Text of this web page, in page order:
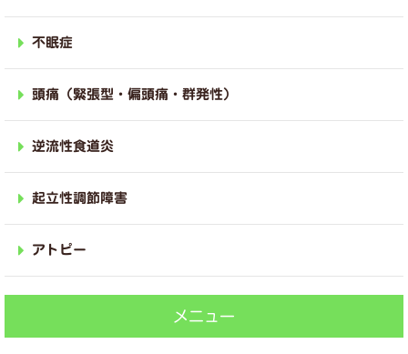
不眠症
頭痛（緊張型・偏頭痛・群発性）
逆流性食道炎
起立性調節障害
アトピー
メニュー